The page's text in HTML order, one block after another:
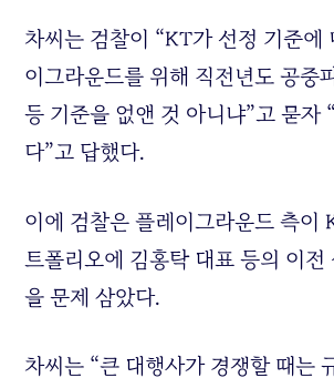
차씨는 검찰이 “KT가 선정 기준에
이그라운드를 위해 직전년도 공중
등 기준을 없앤 것 아니냐”고 묻자
다”고 답했다.
이에 검찰은 플레이그라운드 측이
트폴리오에 김홍탁 대표 등의 이전
을 문제 삼았다.
차씨는 “큰 대행사가 경쟁할 때는